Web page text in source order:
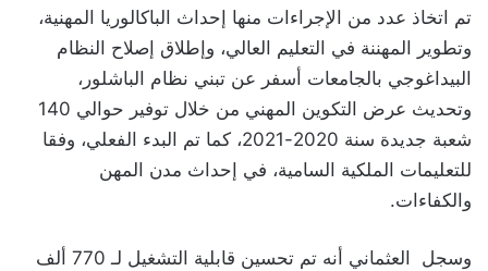
تم اتخاذ عدد من الإجراءات منها إحداث الباكالوريا المهنية،
وتطوير المهننة في التعليم العالي، وإطلاق إصلاح النظام
البيداغوجي بالجامعات أسفر عن تبني نظام الباشلور،
وتحديث عرض التكوين المهني من خلال توفير حوالي 140
شعبة جديدة سنة 2020-2021، كما تم البدء الفعلي، وفقا
للتعليمات الملكية السامية، في إحداث مدن المهن
والكفاءات.
وسجل العثماني أنه تم تحسين قابلية التشغيل لـ 770 ألف